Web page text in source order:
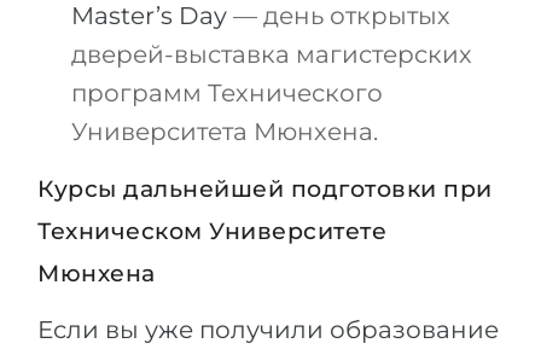
Master’s Day — день открытых
дверей-выставка магистерских
программ Технического
Университета Мюнхена.
Курсы дальнейшей подготовки при
Техническом Университете
Мюнхена
Если вы уже получили образование